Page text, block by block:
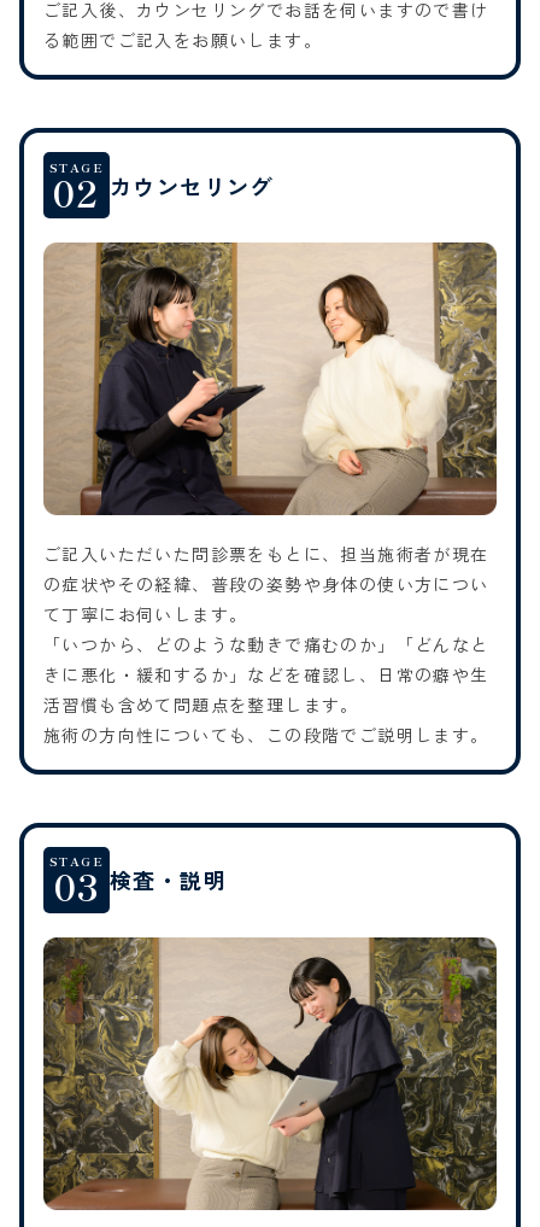
ご記入後、カウンセリングでお話を伺いますので書け
る範囲でご記入をお願いします。
STAGE
02 カウンセリング
ご記入いただいた問診票をもとに、担当施術者が現在
の症状やその経緯、普段の姿勢や身体の使い方につい
て丁寧にお伺いします。
「いつから、どのような動きで痛むのか」「どんなと
きに悪化・緩和するか」などを確認し、日常の癖や生
活習慣も含めて問題点を整理します。
施術の方向性についても、この段階でご説明します。
STAGE
03 検査・説明